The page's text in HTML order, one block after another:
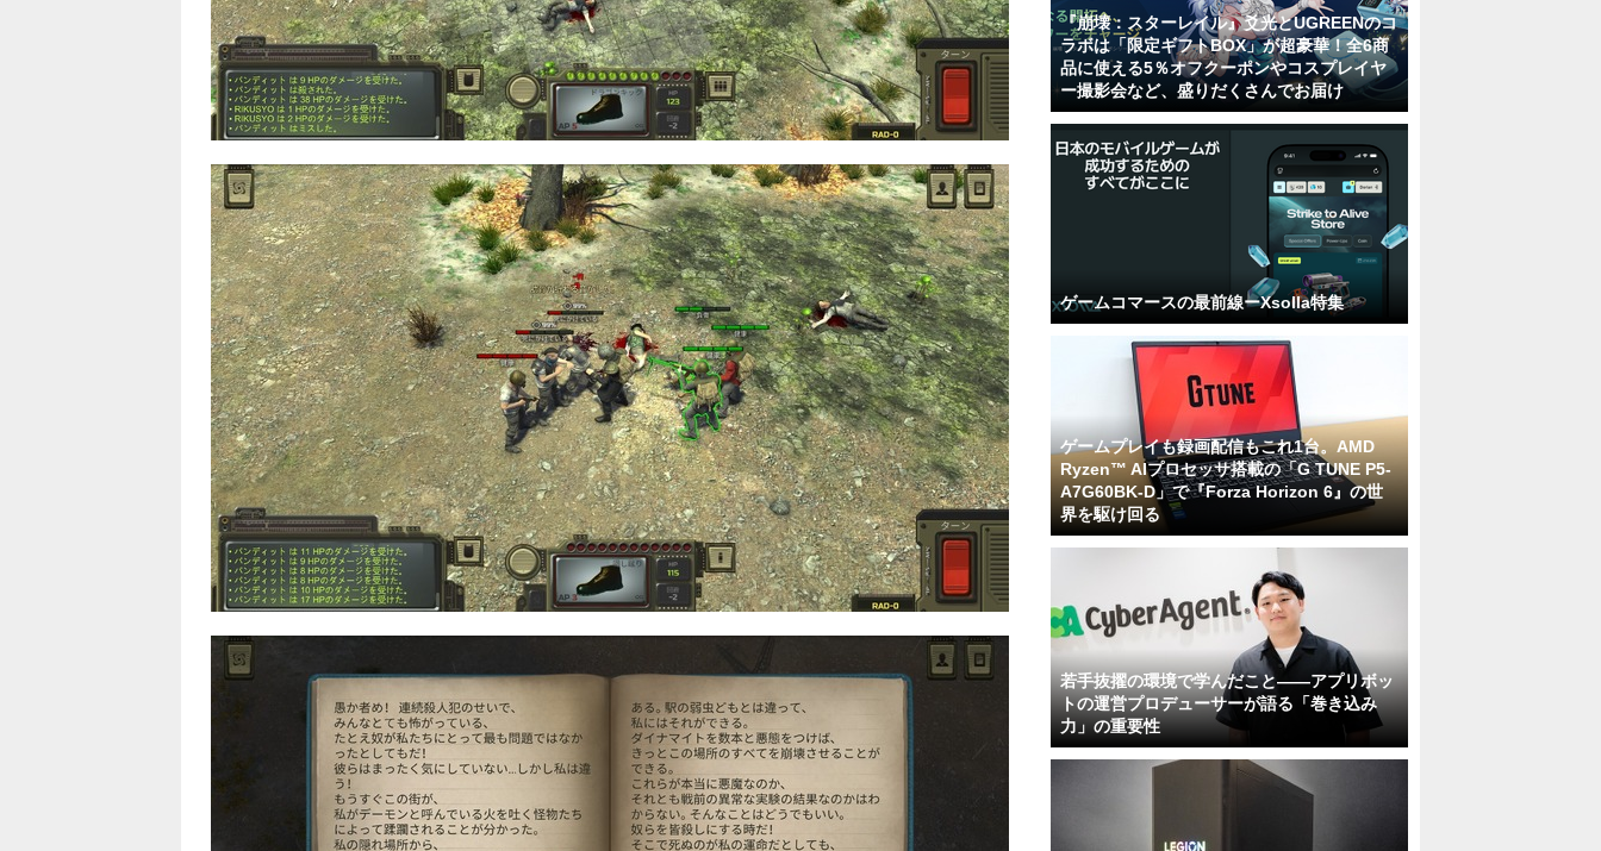
『崩壊：スターレイル』爻光とUGREENのコ
ラボは「限定ギフトBOX」が超豪華！全6商
品に使える5％オフクーポンやコスプレイヤ
ー撮影会など、盛りだくさんでお届け
ゲームコマースの最前線ーXsolla特集
ゲームプレイも録画配信もこれ1台。AMD
Ryzen™ AIプロセッサ搭載の「G TUNE P5-
A7G60BK-D」で『Forza Horizon 6』の世
界を駆け回る
若手抜擢の環境で学んだこと――アプリボッ
トの運営プロデューサーが語る「巻き込み
力」の重要性